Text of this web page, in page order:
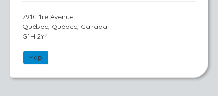
7910 1re Avenue
Québec, Québec, Canada
G1H 2Y4
Map